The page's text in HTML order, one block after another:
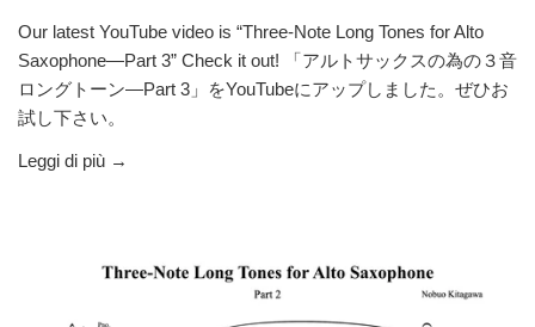
Our latest YouTube video is “Three-Note Long Tones for Alto
Saxophone—Part 3” Check it out! 「アルトサックスの為の３音
ロングトーン—Part 3」をYouTubeにアップしました。ぜひお
試し下さい。
Leggi di più →